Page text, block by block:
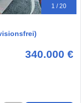
1 / 20
340.000 €